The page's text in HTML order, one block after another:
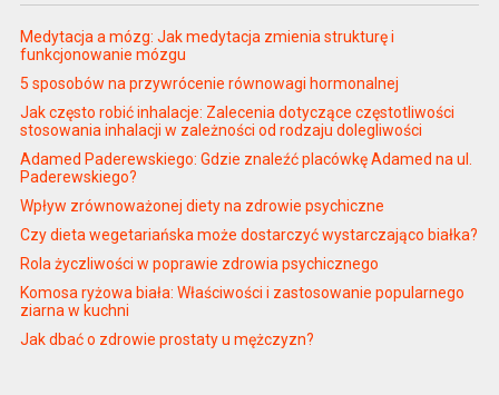
Medytacja a mózg: Jak medytacja zmienia strukturę i
funkcjonowanie mózgu
5 sposobów na przywrócenie równowagi hormonalnej
Jak często robić inhalacje: Zalecenia dotyczące częstotliwości
stosowania inhalacji w zależności od rodzaju dolegliwości
Adamed Paderewskiego: Gdzie znaleźć placówkę Adamed na ul.
Paderewskiego?
Wpływ zrównoważonej diety na zdrowie psychiczne
Czy dieta wegetariańska może dostarczyć wystarczająco białka?
Rola życzliwości w poprawie zdrowia psychicznego
Komosa ryżowa biała: Właściwości i zastosowanie popularnego
ziarna w kuchni
Jak dbać o zdrowie prostaty u mężczyzn?